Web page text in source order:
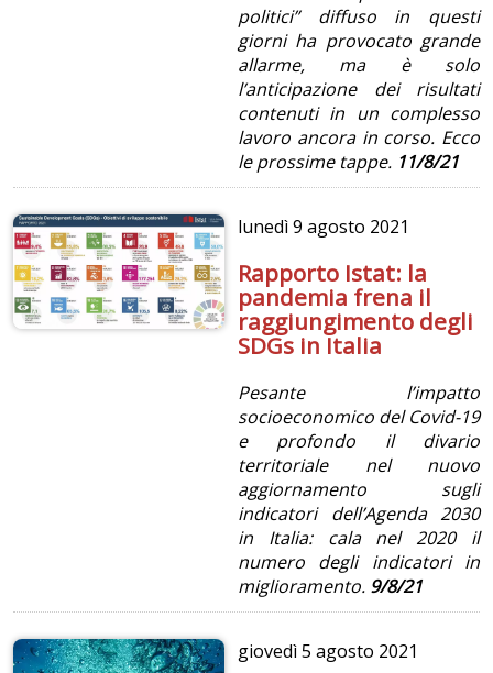
politici” diffuso in questi
giorni ha provocato grande
allarme, ma è solo
l’anticipazione dei risultati
contenuti in un complesso
lavoro ancora in corso. Ecco
le prossime tappe. 11/8/21
lunedì9 agosto 2021
Rapporto Istat: la
pandemia frena il
raggiungimento degli
SDGs in Italia
Pesante l’impatto
socioeconomico del Covid-19
e profondo il divario
territoriale nel nuovo
aggiornamento sugli
indicatori dell’Agenda 2030
in Italia: cala nel 2020 il
numero degli indicatori in
miglioramento. 9/8/21
giovedì5 agosto 2021